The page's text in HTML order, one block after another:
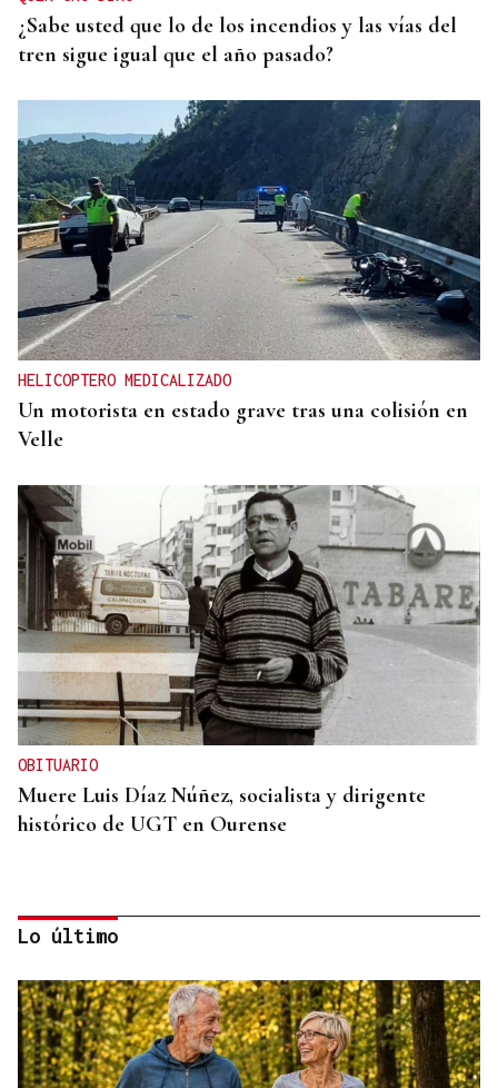
¿Sabe usted que lo de los incendios y las vías del
tren sigue igual que el año pasado?
HELICOPTERO MEDICALIZADO
Un motorista en estado grave tras una colisión en
Velle
OBITUARIO
Muere Luis Díaz Núñez, socialista y dirigente
histórico de UGT en Ourense
Lo último